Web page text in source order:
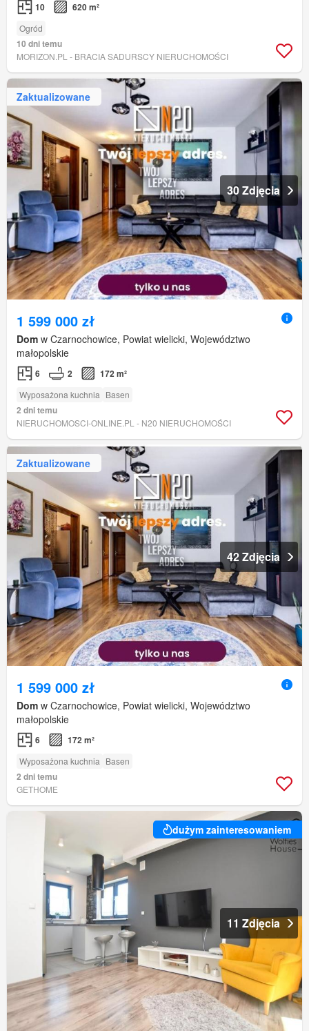
10 620 m²
Ogród
10 dni temu
MORIZON.PL - BRACIA SADURSCY NIERUCHOMOŚCI
Zaktualizowane
30 Zdjęcia
1 599 000 zł
Dom w Czarnochowice, Powiat wielicki, Województwo
małopolskie
6 2 172 m²
Wyposażona kuchnia Basen
2 dni temu
NIERUCHOMOSCI-ONLINE.PL - N20 NIERUCHOMOŚCI
Zaktualizowane
42 Zdjęcia
1 599 000 zł
Dom w Czarnochowice, Powiat wielicki, Województwo
małopolskie
6 172 m²
Wyposażona kuchnia Basen
2 dni temu
GETHOME
dużym zainteresowaniem
11 Zdjęcia